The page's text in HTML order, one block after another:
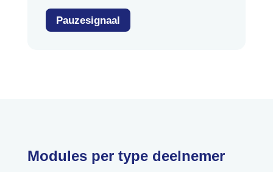
Pauzesignaal
Modules per type deelnemer